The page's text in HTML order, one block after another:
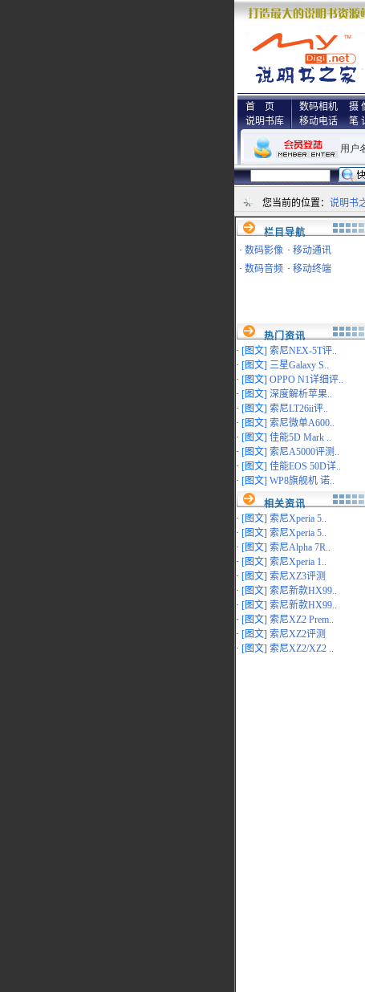
首 页
说明书库
数码相机 摄
移动电话
笔
您当前的位置： 说明书
栏目导航
· 数码影像 · 移动通讯
· 数码音频 · 移动终端
热门资讯
· [图文] 索尼NEX-5T评..
· [图文] 三星Galaxy S..
· [图文] OPPO N1详细评..
· [图文] 深度解析苹果..
· [图文] 索尼LT26ii评..
· [图文] 索尼微单A600..
· [图文] 佳能5D Mark ..
· [图文] 索尼A5000评测..
· [图文] 佳能EOS 50D详..
· [图文] WP8旗舰机 诺..
相关资讯
· [图文] 索尼Xperia 5..
· [图文] 索尼Xperia 5..
· [图文] 索尼Alpha 7R..
· [图文] 索尼Xperia 1..
· [图文] 索尼XZ3评测
· [图文] 索尼新款HX99..
· [图文] 索尼新款HX99..
· [图文] 索尼XZ2 Prem..
· [图文] 索尼XZ2评测
· [图文] 索尼XZ2/XZ2 ..